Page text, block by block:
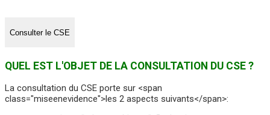
Consulter le CSE
QUEL EST L'OBJET DE LA CONSULTATION DU CSE ?
La consultation du CSE porte sur <span
class="miseenevidence">les 2 aspects suivants</span>: